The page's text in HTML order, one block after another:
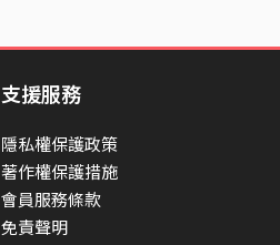
支援服務
隱私權保護政策
著作權保護措施
會員服務條款
免責聲明